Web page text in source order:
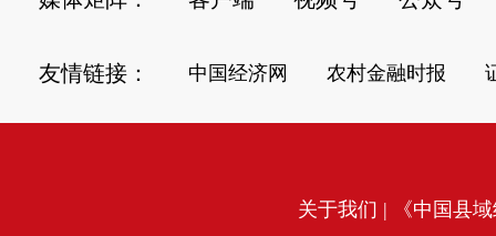
友情链接： 中国经济网 农村金融时报
关于我们 | 《中国县